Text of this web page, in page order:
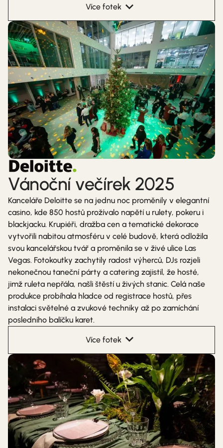
Více fotek
Vánoční večírek 2025
Kanceláře Deloitte se na jednu noc proměnily v elegantní
casino, kde 850 hostů prožívalo napětí u rulety, pokeru i
blackjacku. Krupiéři, dražba cen a tematické dekorace
vytvořili nabitou atmosféru v celé budově, která odložila
svou kancelářskou tvář a proměnila se v živé ulice Las
Vegas. Fotokoutky zachytily radost výherců, DJs rozjeli
nekonečnou taneční párty a catering zajistil, že hosté,
jimž ruleta nepřála, našli štěstí u živých stanic. Celá naše
produkce probíhala hladce od registrace hostů, přes
instalaci světelné a zvukové techniky až po zamíchání
posledního balíčku karet.
Více fotek